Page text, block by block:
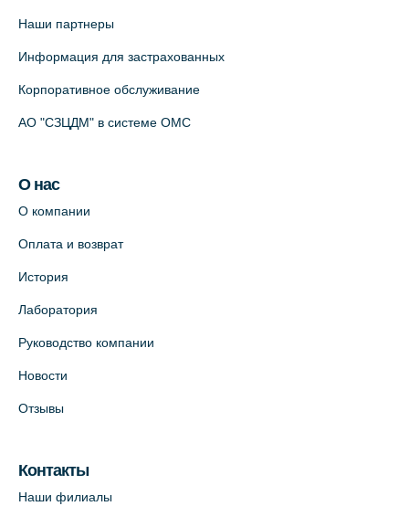
Наши партнеры
Информация для застрахованных
Корпоративное обслуживание
АО "СЗЦДМ" в системе ОМС
О нас
О компании
Оплата и возврат
История
Лаборатория
Руководство компании
Новости
Отзывы
Контакты
Наши филиалы